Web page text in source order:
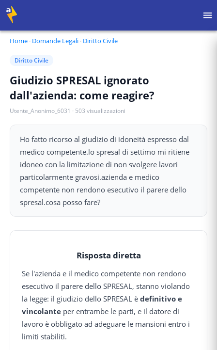
Home · Domande Legali · Diritto Civile
Diritto Civile
Giudizio SPRESAL ignorato
dall'azienda: come reagire?
Utente_Anonimo_6031 · 503 visualizzazioni
Ho fatto ricorso al giudizio di idoneità espresso dal
medico competente.lo spresal di settimo mi ritiene
idoneo con la limitazione di non svolgere lavori
particolarmente gravosi.azienda e medico
competente non rendono esecutivo il parere dello
spresal.cosa posso fare?
Risposta diretta
Se l'azienda e il medico competente non rendono
esecutivo il parere dello SPRESAL, stanno violando
la legge: il giudizio dello SPRESAL è definitivo e
vincolante per entrambe le parti, e il datore di
lavoro è obbligato ad adeguare le mansioni entro i
limiti stabiliti.